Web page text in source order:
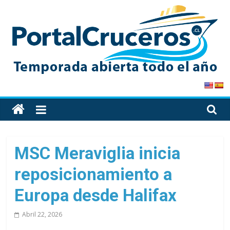
content
PortalCruceros
Toda
la
de
cruceros
en
un
solo
MSC Meraviglia inicia
reposicionamiento a
Europa desde Halifax
Abril 22, 2026